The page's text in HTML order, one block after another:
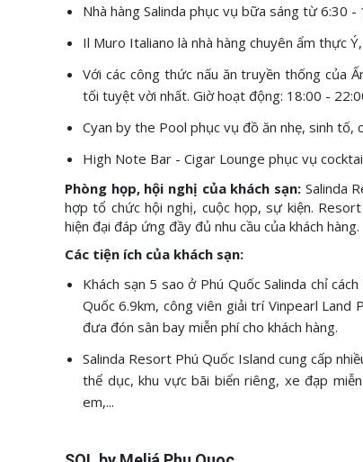
Nhà hàng Salinda phục vụ bữa sáng từ 6:30
Il Muro Italiano là nhà hàng chuyên ẩm thực
Với các công thức nấu ăn truyền thống của
tối tuyệt vời nhất. Giờ hoạt động: 18:00 -
Cyan by the Pool phục vụ đồ ăn nhẹ, sinh tố,
High Note Bar - Cigar Lounge phục vụ
Phòng họp, hội nghị của khách sạn: Salinda
hợp tổ chức hội nghị, cuộc họp, sự kiện.
hiện đại đáp ứng đầy đủ nhu cầu của khách hàng.
Các tiện ích của khách sạn:
Khách sạn 5 sao ở Phú Quốc Salinda chỉ
Quốc 6.9km, công viên giải trí Vinpearl Land
đưa đón sân bay miễn phí cho khách hàng.
Salinda Resort Phú Quốc Island cung cấp
thể dục, khu vực bãi biển riêng, xe đạp
em,...